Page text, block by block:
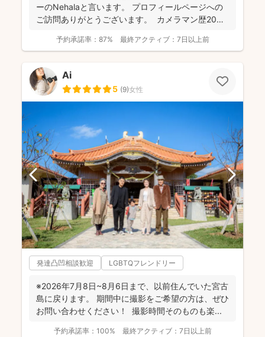
ーのNehalaと言います。 プロフィールページへの
ご訪問ありがとうございます。 カメラマン歴20
予約承諾率： 87% 最終アクティブ： 7日以上前
Ai
5 (9)女性
発達凸凹相談歓迎 LGBTQフレンドリー
※2026年7月8日~8月6日まで、以前住んでいた宮古
島に戻ります。 期間中に撮影をご希望の方は、ぜひ
お問い合わせください！ 撮影時間そのものも楽...
予約承諾率： 100% 最終アクティブ： 7日以上前